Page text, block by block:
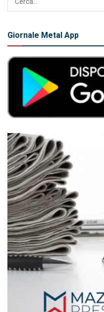
Giornale Metal App